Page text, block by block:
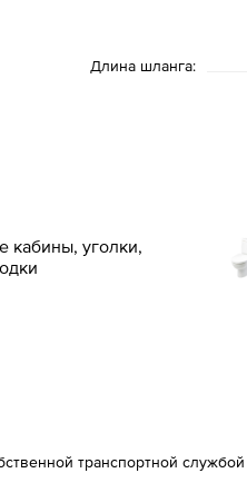
Длина шланга:
кабины, уголки,
транспортной